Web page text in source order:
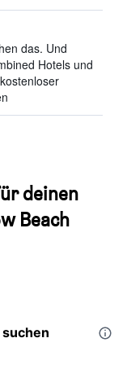
das. Und
Hotels und
deinen
Beach